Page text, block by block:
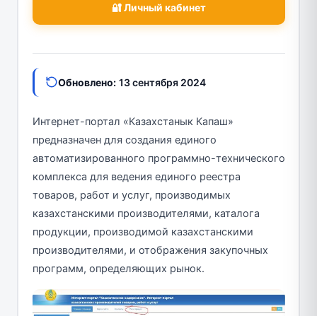
🔐 Личный кабинет
Обновлено: 13 сентября 2024
Интернет-портал «Казахстанык Капаш»
предназначен для создания единого
автоматизированного программно-технического
комплекса для ведения единого реестра
товаров, работ и услуг, производимых
казахстанскими производителями, каталога
продукции, производимой казахстанскими
производителями, и отображения закупочных
программ, определяющих рынок.